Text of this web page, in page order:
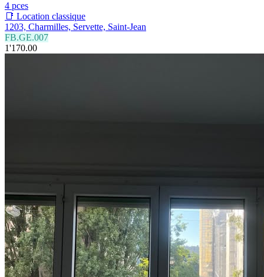
4 pces
📑 Location classique
1203, Charmilles, Servette, Saint-Jean
FB.GE.007
1'170.00